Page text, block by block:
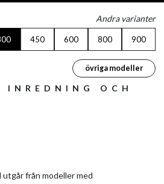
Andra varianter
450 600 800 900
övriga modeller
INREDNING OCH
från modeller med